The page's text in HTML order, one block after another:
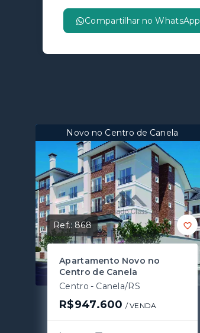
Compartilhar no WhatsApp
Novo no Centro de Canela
Ref.: 868
Apartamento Novo no
Centro de Canela
Centro - Canela/RS
R$947.600 / VENDA